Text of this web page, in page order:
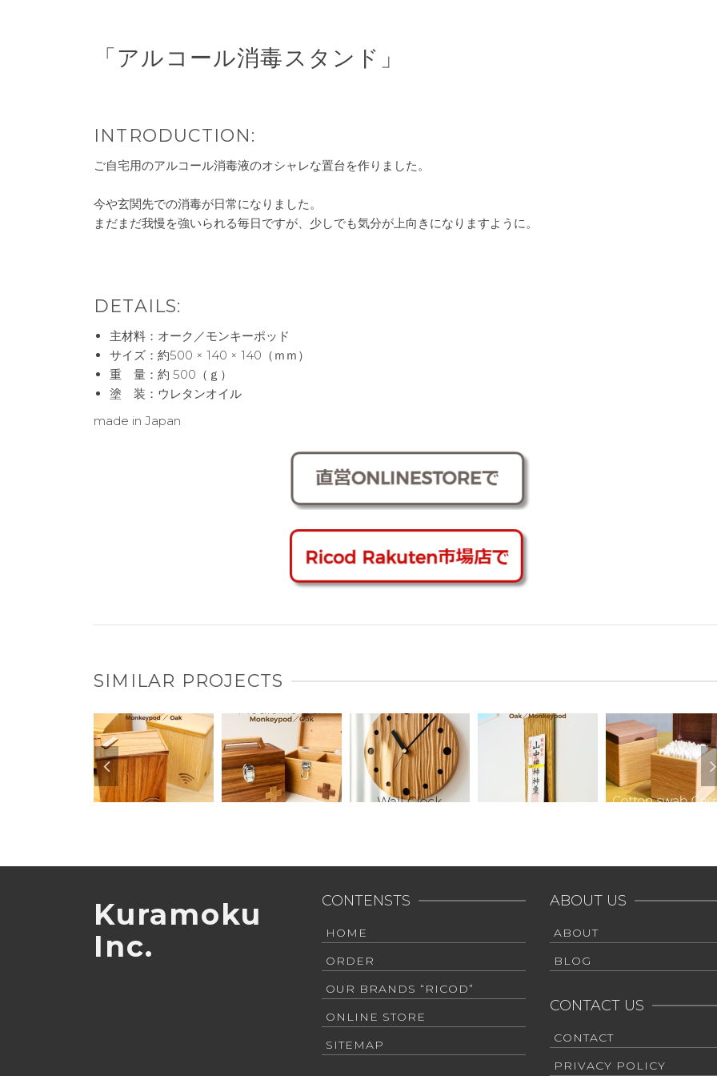
「アルコール消毒スタンド」
INTRODUCTION:
ご自宅用のアルコール消毒液のオシャレな置台を作りました。
今や玄関先での消毒が日常になりました。
まだまだ我慢を強いられる毎日ですが、少しでも気分が上向きになりますように。
DETAILS:
主材料：オーク／モンキーポッド
サイズ：約500 × 140 × 140（ｍｍ）
重 量：約 500（ｇ）
塗 装：ウレタンオイル
made in Japan
SIMILAR PROJECTS
Kuramoku
Inc.
CONTENSTS
HOME
ORDER
OUR BRANDS “RICOD”
ONLINE STORE
SITEMAP
ABOUT US
ABOUT
BLOG
CONTACT US
CONTACT
PRIVACY POLICY